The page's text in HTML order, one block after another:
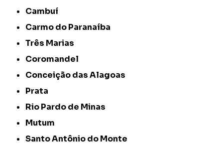
Cambuí
Carmo do Paranaíba
Três Marias
Coromandel
Conceição das Alagoas
Prata
Rio Pardo de Minas
Mutum
Santo Antônio do Monte